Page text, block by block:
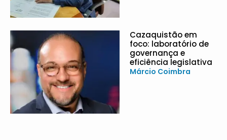
Cazaquistão em
foco: laboratório de
governança e
eficiência legislativa
Márcio Coimbra